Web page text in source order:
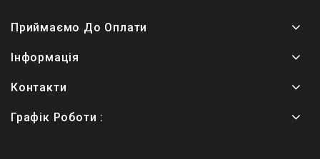
Приймаємо До Оплати
Інформація
Контакти
Графік Роботи :